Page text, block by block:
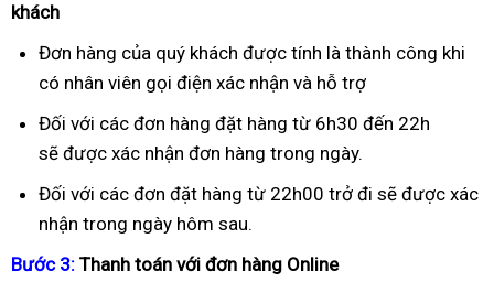
khách
Đơn hàng của quý khách được tính là thành công khi
có nhân viên gọi điện xác nhận và hỗ trợ
Đối với các đơn hàng đặt hàng từ 6h30 đến 22h
sẽ được xác nhận đơn hàng trong ngày.
Đối với các đơn đặt hàng từ 22h00 trở đi sẽ được xác
nhận trong ngày hôm sau.
Bước 3: Thanh toán với đơn hàng Online